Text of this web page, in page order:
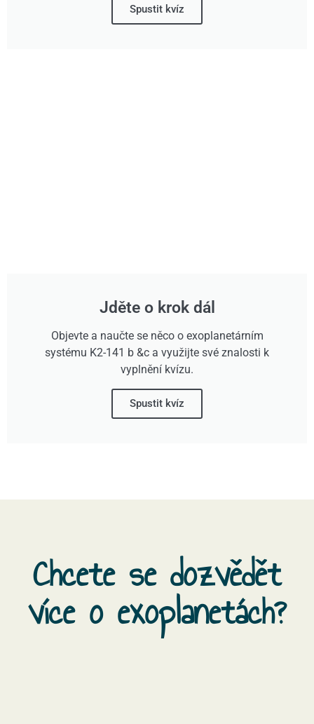
Spustit kvíz
Jděte o krok dál
Objevte a naučte se něco o exoplanetárním
systému K2-141 b &c a využijte své znalosti k
vyplnění kvízu.
Spustit kvíz
Chcete se dozvědět
více o exoplanetách?